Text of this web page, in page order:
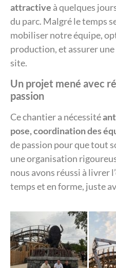
attractive à quelques
du parc. Malgré le temps
mobiliser notre équipe,
production, et assurer
site.
Un projet mené avec
passion
Ce chantier a nécessité
pose, coordination des
de passion pour que tout
une organisation
nous avons réussi à livrer
temps et en forme, juste